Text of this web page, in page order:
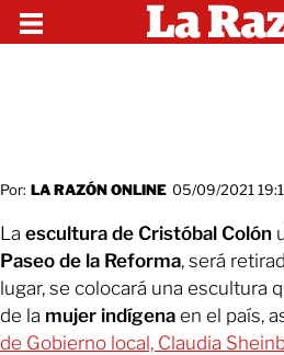
Por: LA RAZÓN ONLINE 05/09/2021
La escultura de Cristóbal Colón
Paseo de la Reforma, será
lugar, se colocará una escultura
de la mujer indígena en el país,
de Gobierno local, Claudia